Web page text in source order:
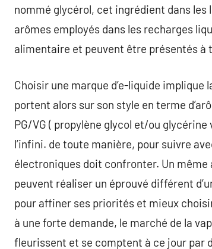
nommé glycérol, cet ingrédient dans les
arômes employés dans les recharges
alimentaire et peuvent être présentés à
Choisir une marque d’e-liquide
portent alors sur son style en terme
PG/VG ( propylène glycol et/ou
l’infini. de toute manière, pour suivre
électroniques doit confronter. Un
peuvent réaliser un éprouvé différent
pour affiner ses priorités et mieux
à une forte demande, le marché de la
fleurissent et se comptent à ce jour par